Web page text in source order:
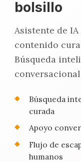
bolsillo
Asistente de
contenido
Búsqueda
Búsqueda
curada
Apoyo
Flujo de
humanos